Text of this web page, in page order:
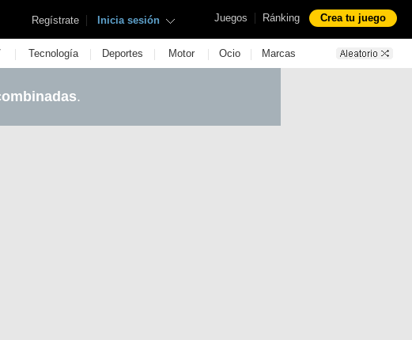
Juegos | Ránking Crea tu juego
Regístrate | Inicia sesión
| Tecnología | Deportes | Motor | Ocio | Marcas
.